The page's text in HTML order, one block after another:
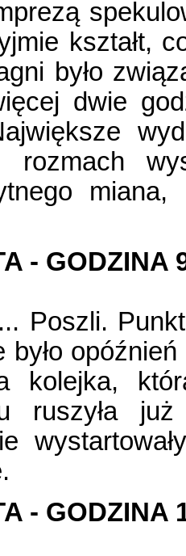
kształt,
było
dwie
rozmach
- GODZINA
Poszli.
było
kolejka,
ruszyła
- GODZINA